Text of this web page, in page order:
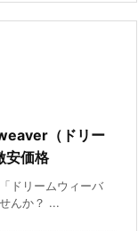
（ドリー
安価格
ドリームウィーバ
んか？ ...